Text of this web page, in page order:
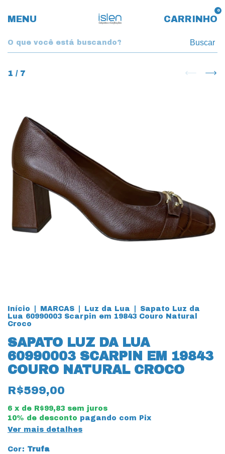
MENU CARRINHO
0
Buscar
1 / 7
Início MARCAS Luz da Lua
Sapato Luz da
Lua 60990003 Scarpin em 19843 Couro Natural
Croco
SAPATO LUZ DA LUA
60990003 SCARPIN EM 19843
COURO NATURAL CROCO
R$599,00
6 x de R$99,83 sem juros
10% de desconto pagando com Pix
Ver mais detalhes
Cor: Trufa